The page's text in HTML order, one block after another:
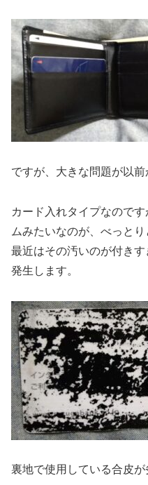
ですが、大きな問題が以前
カード入れタイプなので
ムみたいなのが、べっとり
最近はその汚いのが付き
発生します。
裏地で使用している合皮が